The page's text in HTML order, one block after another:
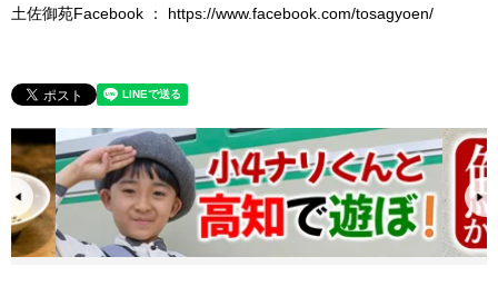
土佐御苑Facebook ： https://www.facebook.com/tosagyoen/